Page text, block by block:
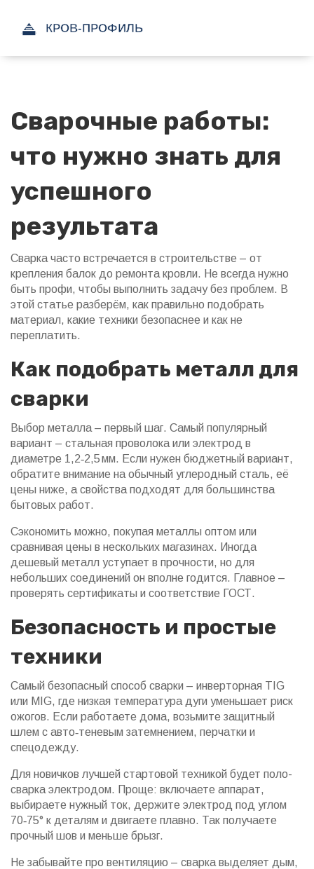
Сварочные работы:
что нужно знать для
успешного
результата
Сварка часто встречается в строительстве – от
крепления балок до ремонта кровли. Не всегда нужно
быть профи, чтобы выполнить задачу без проблем. В
этой статье разберём, как правильно подобрать
материал, какие техники безопаснее и как не
переплатить.
Как подобрать металл для
сварки
Выбор металла – первый шаг. Самый популярный
вариант – стальная проволока или электрод в
диаметре 1,2‑2,5 мм. Если нужен бюджетный вариант,
обратите внимание на обычный углеродный сталь, её
цены ниже, а свойства подходят для большинства
бытовых работ.
Сэкономить можно, покупая металлы оптом или
сравнивая цены в нескольких магазинах. Иногда
дешевый металл уступает в прочности, но для
небольших соединений он вполне годится. Главное –
проверять сертификаты и соответствие ГОСТ.
Безопасность и простые
техники
Самый безопасный способ сварки – инверторная TIG
или MIG, где низкая температура дуги уменьшает риск
ожогов. Если работаете дома, возьмите защитный
шлем с авто‑теневым затемнением, перчатки и
спецодежду.
Для новичков лучшей стартовой техникой будет поло-
сварка электродом. Проще: включаете аппарат,
выбираете нужный ток, держите электрод под углом
70‑75° к деталям и двигаете плавно. Так получаете
прочный шов и меньше брызг.
Не забывайте про вентиляцию – сварка выделяет дым,